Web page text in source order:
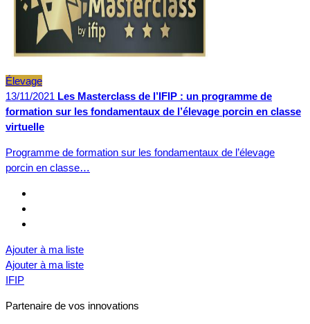
Élevage
13/11/2021 Les Masterclass de l’IFIP : un programme de
formation sur les fondamentaux de l’élevage porcin en classe
virtuelle
Programme de formation sur les fondamentaux de l’élevage
porcin en classe…
Ajouter à ma liste
Ajouter à ma liste
IFIP
Partenaire de vos innovations